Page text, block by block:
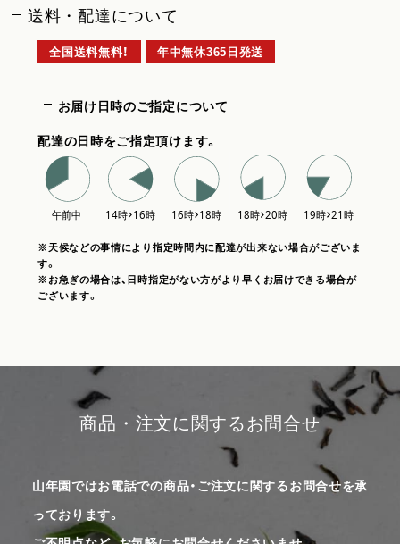
送料・配達について
全国送料無料！ 年中無休365日発送
お届け日時のご指定について
配達の日時をご指定頂けます。
※天候などの事情により指定時間内に配達が出来ない場合がございま
す。
※お急ぎの場合は、日時指定がない方がより早くお届けできる場合が
ございます。
商品・注文に関するお問合せ
山年園ではお電話での商品・ご注文に関するお問合せを承
っております。